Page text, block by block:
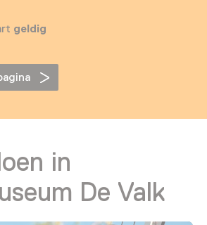
geldig
in
De Valk